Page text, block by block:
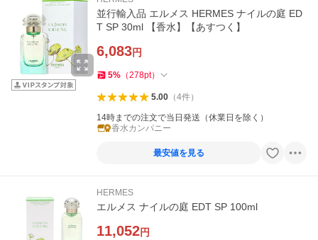
並行輸入品 エルメス HERMES ナイルの庭 ED
T SP 30ml 【香水】【あすつく】
6,083円
5% （278pt）
5.00（4件）
14時までの注文で当日発送（休業日を除く）
香水カンパニー
最安値を見る
HERMES
エルメス ナイルの庭 EDT SP 100ml
11,052円